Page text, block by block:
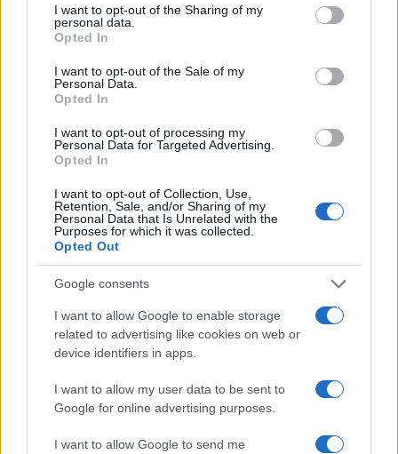
not limited to your visit or usage behaviour. You may click to
grant or deny consent to Google and its third-party tags to
use your data for below specified purposes in below Google
consent section.
I want to opt-out of the Sharing of my
personal data.
Opted In
I want to opt-out of the Sale of my
Personal Data.
Opted In
I want to opt-out of processing my
Personal Data for Targeted Advertising.
Opted In
I want to opt-out of Collection, Use,
Retention, Sale, and/or Sharing of my
Personal Data that Is Unrelated with the
Purposes for which it was collected.
Opted Out
Google consents
I want to allow Google to enable storage
related to advertising like cookies on web or
device identifiers in apps.
I want to allow my user data to be sent to
Google for online advertising purposes.
I want to allow Google to send me
Continua a leggere